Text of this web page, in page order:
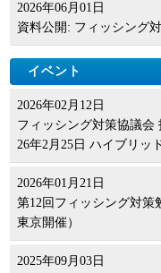
2026年06月01日
資料公開: フィッシング
イベント
2026年02月12日
フィッシング対策協議会
26年2月25日 ハイブリッ
2026年01月21日
第12回フィッシング対
東京開催）
2025年09月03日